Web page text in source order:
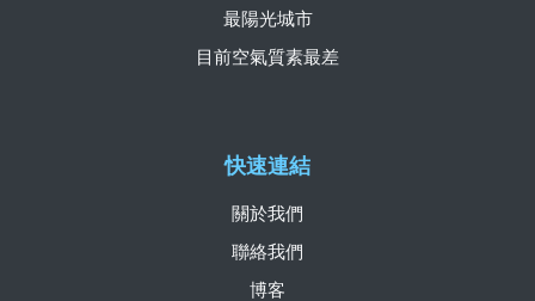
快速連結
關於我們
聯絡我們
博客
最陽光城市
目前空氣質素最差